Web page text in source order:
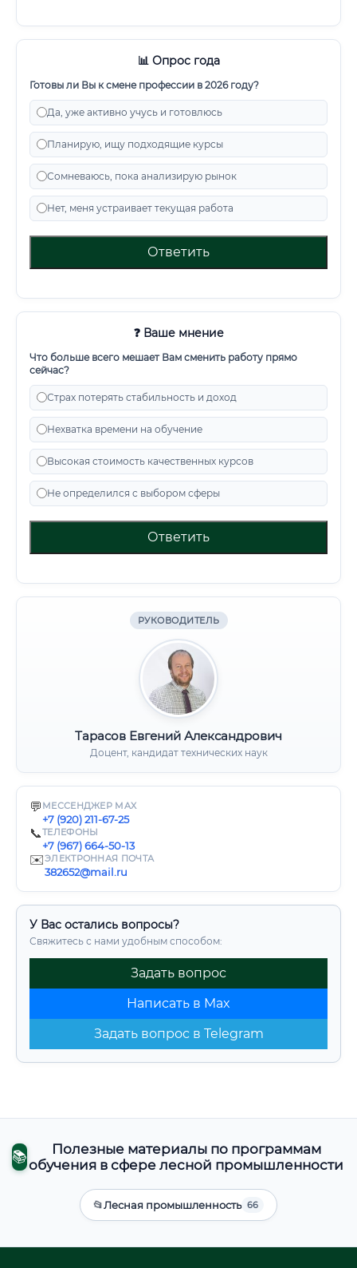
📊 Опрос года
Готовы ли Вы к смене профессии в 2026 году?
Да, уже активно учусь и готовлюсь
Планирую, ищу подходящие курсы
Сомневаюсь, пока анализирую рынок
Нет, меня устраивает текущая работа
Ответить
❓ Ваше мнение
Что больше всего мешает Вам сменить работу прямо
сейчас?
Страх потерять стабильность и доход
Нехватка времени на обучение
Высокая стоимость качественных курсов
Не определился с выбором сферы
Ответить
РУКОВОДИТЕЛЬ
Тарасов Евгений Александрович
Доцент, кандидат технических наук
💬 МЕССЕНДЖЕР MAX
+7 (920) 211-67-25
📞ТЕЛЕФОНЫ
+7 (967) 664-50-13
✉️ЭЛЕКТРОННАЯ ПОЧТА
382652@mail.ru
У Вас остались вопросы?
Свяжитесь с нами удобным способом:
Задать вопрос
Написать в Max
Задать вопрос в Telegram
📚
Полезные материалы по программам
обучения в сфере лесной промышленности
📂Лесная промышленность 66